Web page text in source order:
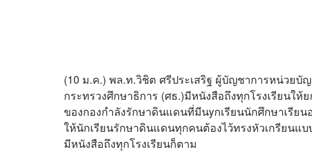
(10 ม.ค.) พล.ท.วิชิต ศรีประเสริฐ ผู้บัญชาการหน่วย
กระทรวงศึกษาธิการ (ศธ.)มีหนังสือถึงทุกโรงเรียนให้
ของกองกำลังรักษาดินแดนที่มีนyกเรียนนักศึกษาเรีย
ให้นักเรียนรักษาดินแดนทุกคนต้องไว้ทรงหัวเกรียนแ
มีหนังสือถึงทุกโรงเรียนก็ตาม